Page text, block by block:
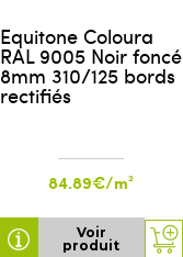
Equitone Coloura
RAL 9005 Noir foncé
8mm 310/125 bords
rectifiés
84.89€/m²
Voir
produit